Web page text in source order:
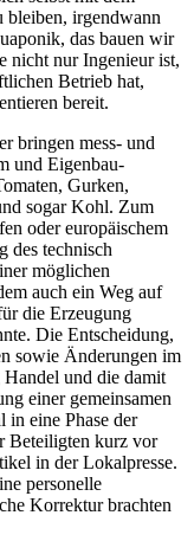
bleiben, irgendwann
das bauen wir
nicht nur Ingenieur ist,
Betrieb hat,
bereit.
bringen mess- und
und Eigenbau-
Gurken,
sogar Kohl. Zum
oder europäischem
des technisch
möglichen
auch ein Weg auf
die Erzeugung
Die Entscheidung,
sowie Änderungen im
und die damit
einer gemeinsamen
in eine Phase der
Beteiligten kurz vor
in der Lokalpresse.
personelle
Korrektur brachten